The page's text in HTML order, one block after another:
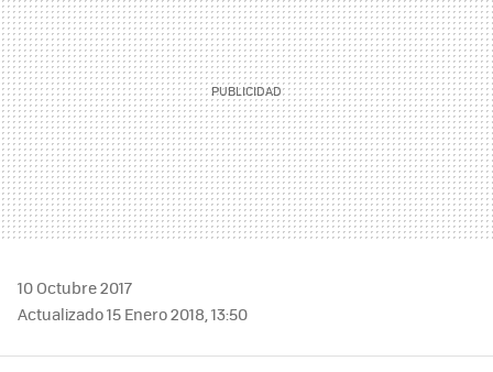
10 Octubre 2017
Actualizado 15 Enero 2018, 13:50